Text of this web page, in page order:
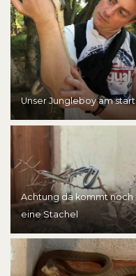
Unser Jungleboy am start
Achtung da kommt noch
eine Stachel